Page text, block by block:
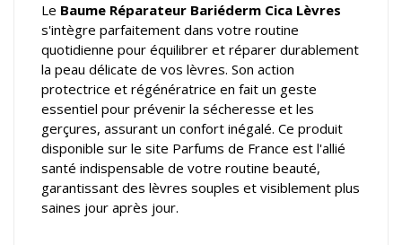
Le Baume Réparateur Bariéderm Cica Lèvres
s'intègre parfaitement dans votre routine
quotidienne pour équilibrer et réparer durablement
la peau délicate de vos lèvres. Son action
protectrice et régénératrice en fait un geste
essentiel pour prévenir la sécheresse et les
gerçures, assurant un confort inégalé. Ce produit
disponible sur le site Parfums de France est l'allié
santé indispensable de votre routine beauté,
garantissant des lèvres souples et visiblement plus
saines jour après jour.